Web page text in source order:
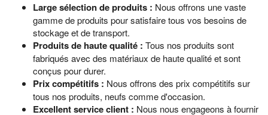
Large sélection de produits : Nous offrons une vaste
gamme de produits pour satisfaire tous vos besoins de
stockage et de transport.
Produits de haute qualité : Tous nos produits sont
fabriqués avec des matériaux de haute qualité et sont
conçus pour durer.
Prix compétitifs : Nous offrons des prix compétitifs sur
tous nos produits, neufs comme d'occasion.
Excellent service client : Nous nous engageons à fournir